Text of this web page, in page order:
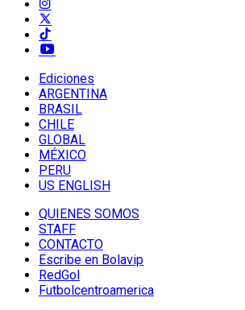
Ediciones
ARGENTINA
BRASIL
CHILE
GLOBAL
MÉXICO
PERU
US ENGLISH
QUIENES SOMOS
STAFF
CONTACTO
Escribe en Bolavip
RedGol
Futbolcentroamerica